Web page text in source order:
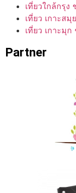
เที่ยวใกล้กรุ
เที่ยว เกาะส
เที่ยว เกาะมุ
Partner